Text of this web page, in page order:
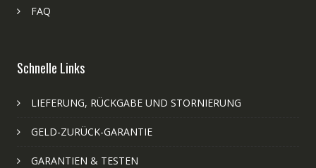
FAQ
Schnelle Links
LIEFERUNG, RÜCKGABE UND STORNIERUNG
GELD-ZURÜCK-GARANTIE
GARANTIEN & TESTEN